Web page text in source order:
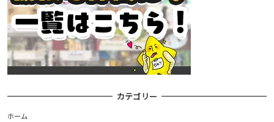
カテゴリー
ホーム